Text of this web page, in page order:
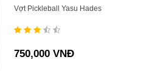
Vợt Pickleball Yasu Hades
750,000 VNĐ